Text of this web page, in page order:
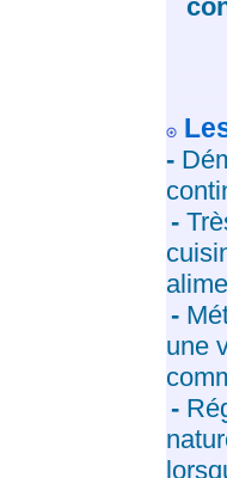
-
-
-
une
-